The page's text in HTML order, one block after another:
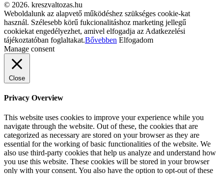
© 2026. kreszvaltozas.hu
Weboldalunk az alapvető működéshez szükséges cookie-kat
használ. Szélesebb körű fukcionalitáshoz marketing jellegű
cookiekat engedélyezhet, amivel elfogadja az Adatkezelési
tájékoztatóban foglaltakat.Bővebben Elfogadom
Manage consent
Close
Privacy Overview
This website uses cookies to improve your experience while you
navigate through the website. Out of these, the cookies that are
categorized as necessary are stored on your browser as they are
essential for the working of basic functionalities of the website. We
also use third-party cookies that help us analyze and understand how
you use this website. These cookies will be stored in your browser
only with your consent. You also have the option to opt-out of these